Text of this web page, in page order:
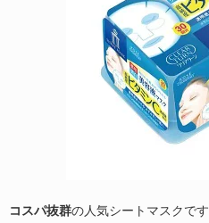
コスパ抜群の人気シートマスクです